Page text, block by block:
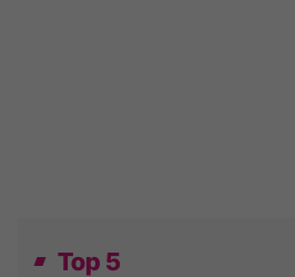
Top 5